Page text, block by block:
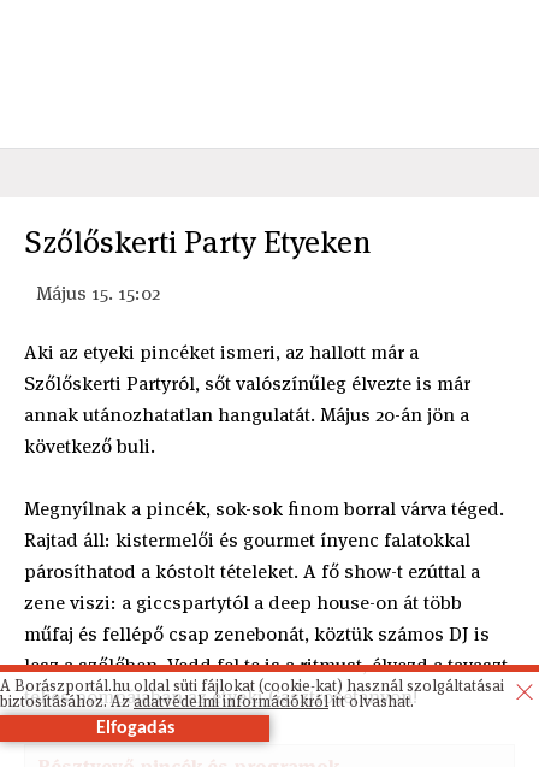
Szőlőskerti Party Etyeken
Május 15. 15:02
Aki az etyeki pincéket ismeri, az hallott már a
Szőlőskerti Partyról, sőt valószínűleg élvezte is már
annak utánozhatatlan hangulatát. Május 20-án jön a
következő buli.
Megnyílnak a pincék, sok-sok finom borral várva téged.
Rajtad áll: kistermelői és gourmet ínyenc falatokkal
párosíthatod a kóstolt tételeket. A fő show-t ezúttal a
zene viszi: a giccspartytól a deep house-on át több
műfaj és fellépő csap zenebonát, köztük számos DJ is
lesz a szőlőben. Vedd fel te is a ritmust, élvezd a tavaszt
teljes pompájában az etyeki Gasztrosétányon!
A Borászportál.hu oldal süti fájlokat (cookie-kat) használ szolgáltatásai
biztosításához. Azadatvédelmi információkrólitt olvashat.
Elfogadás